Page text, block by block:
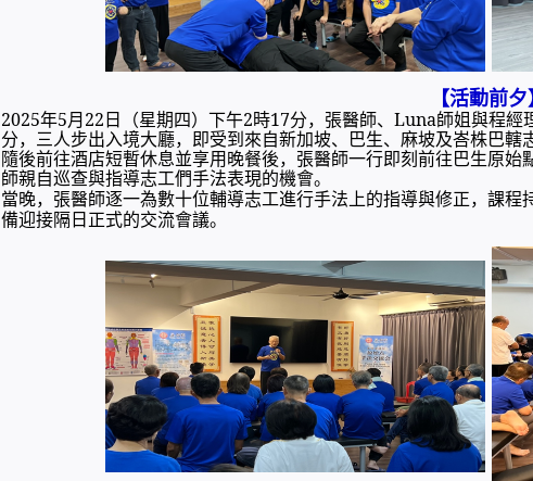
【活動前夕】
2025年5月22日（星期四）下午2時17分，張醫師、Luna師姐與程
分，三人步出入境大廳，即受到來自新加坡、巴生、麻坡及峇株巴轄
隨後前往酒店短暫休息並享用晚餐後，張醫師一行即刻前往巴生原
師親自巡查與指導志工們手法表現的機會。
當晚，張醫師逐一為數十位輔導志工進行手法上的指導與修正，課
備迎接隔日正式的交流會議。